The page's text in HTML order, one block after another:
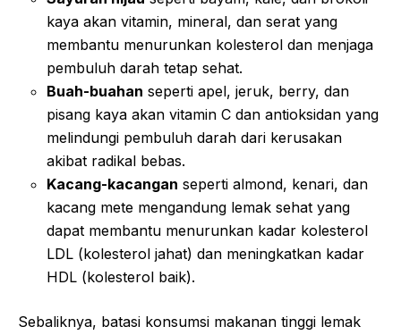
kaya akan vitamin, mineral, dan serat yang
membantu menurunkan kolesterol dan menjaga
pembuluh darah tetap sehat.
Buah-buahan seperti apel, jeruk, berry, dan
pisang kaya akan vitamin C dan antioksidan yang
melindungi pembuluh darah dari kerusakan
akibat radikal bebas.
Kacang-kacangan seperti almond, kenari, dan
kacang mete mengandung lemak sehat yang
dapat membantu menurunkan kadar kolesterol
LDL (kolesterol jahat) dan meningkatkan kadar
HDL (kolesterol baik).
Sebaliknya, batasi konsumsi makanan tinggi lemak